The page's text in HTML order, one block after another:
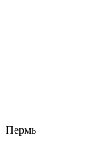
Пермь